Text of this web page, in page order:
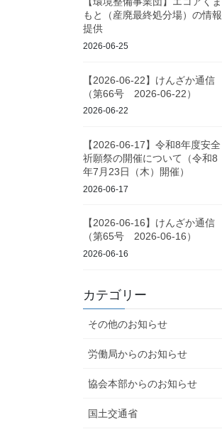
もと（産廃最終処分場）の情報
提供
2026-06-25
【2026-06-22】けんざか通信
（第66号 2026-06-22）
2026-06-22
【2026-06-17】令和8年度安全
祈願祭の開催について（令和8
年7月23日（木）開催）
2026-06-17
【2026-06-16】けんざか通信
（第65号 2026-06-16）
2026-06-16
カテゴリー
その他のお知らせ
労働局からのお知らせ
協会本部からのお知らせ
国土交通省